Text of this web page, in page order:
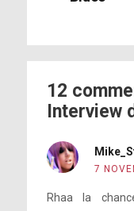
12
Interview
7
Rhaa la